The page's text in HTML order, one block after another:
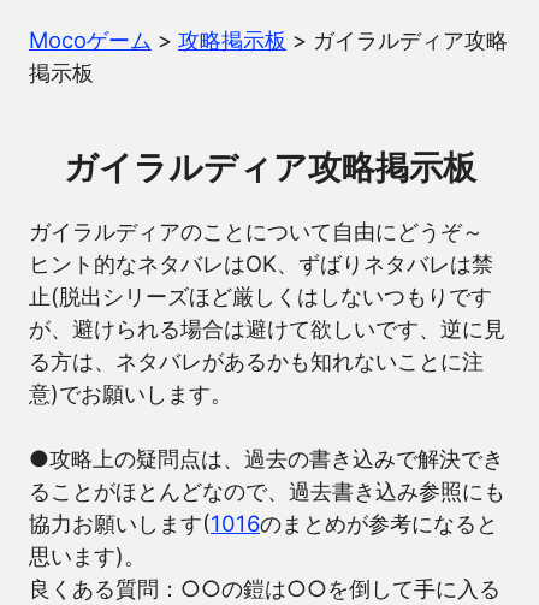
Mocoゲーム > 攻略掲示板 > ガイラルディア攻略
掲示板
ガイラルディア攻略掲示板
ガイラルディアのことについて自由にどうぞ～
ヒント的なネタバレはOK、ずばりネタバレは禁
止(脱出シリーズほど厳しくはしないつもりです
が、避けられる場合は避けて欲しいです、逆に見
る方は、ネタバレがあるかも知れないことに注
意)でお願いします。
●攻略上の疑問点は、過去の書き込みで解決でき
ることがほとんどなので、過去書き込み参照にも
協力お願いします(1016のまとめが参考になると
思います)。
良くある質問：○○の鎧は○○を倒して手に入る